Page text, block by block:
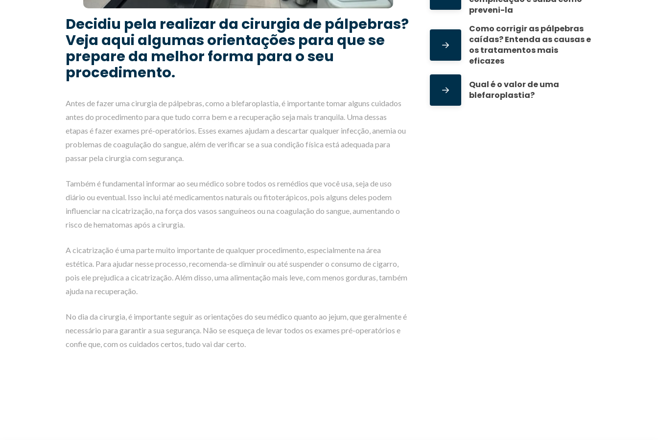
Decidiu pela realizar da cirurgia de pálpebras?
Veja aqui algumas orientações para que se
prepare da melhor forma para o seu
procedimento.
Antes de fazer uma cirurgia de pálpebras, como a blefaroplastia, é importante tomar alguns cuidados
antes do procedimento para que tudo corra bem e a recuperação seja mais tranquila. Uma dessas
etapas é fazer exames pré-operatórios. Esses exames ajudam a descartar qualquer infecção, anemia ou
problemas de coagulação do sangue, além de verificar se a sua condição física está adequada para
passar pela cirurgia com segurança.
Também é fundamental informar ao seu médico sobre todos os remédios que você usa, seja de uso
diário ou eventual. Isso inclui até medicamentos naturais ou fitoterápicos, pois alguns deles podem
influenciar na cicatrização, na força dos vasos sanguíneos ou na coagulação do sangue, aumentando o
risco de hematomas após a cirurgia.
A cicatrização é uma parte muito importante de qualquer procedimento, especialmente na área
estética. Para ajudar nesse processo, recomenda-se diminuir ou até suspender o consumo de cigarro,
pois ele prejudica a cicatrização. Além disso, uma alimentação mais leve, com menos gorduras, também
ajuda na recuperação.
No dia da cirurgia, é importante seguir as orientações do seu médico quanto ao jejum, que geralmente é
necessário para garantir a sua segurança. Não se esqueça de levar todos os exames pré-operatórios e
confie que, com os cuidados certos, tudo vai dar certo.
preveni-la
Como corrigir as pálpebras
caídas? Entenda as causas e
os tratamentos mais
eficazes
Qual é o valor de uma
blefaroplastia?